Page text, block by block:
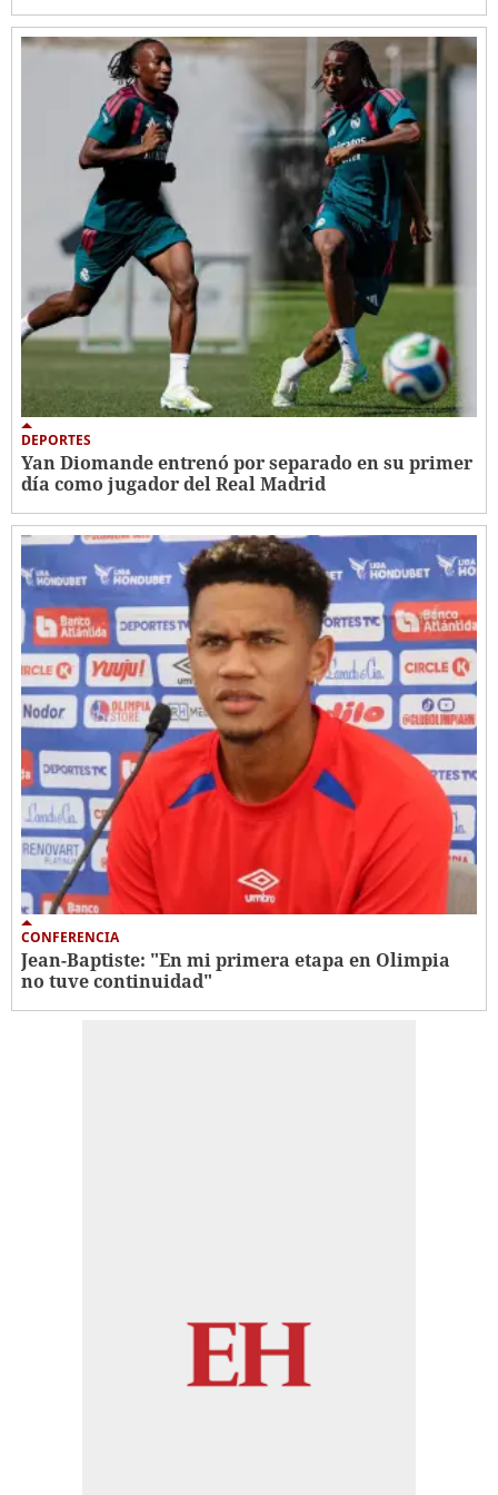
DEPORTES
Yan Diomande entrenó por separado en su primer
día como jugador del Real Madrid
CONFERENCIA
Jean-Baptiste: "En mi primera etapa en Olimpia
no tuve continuidad"